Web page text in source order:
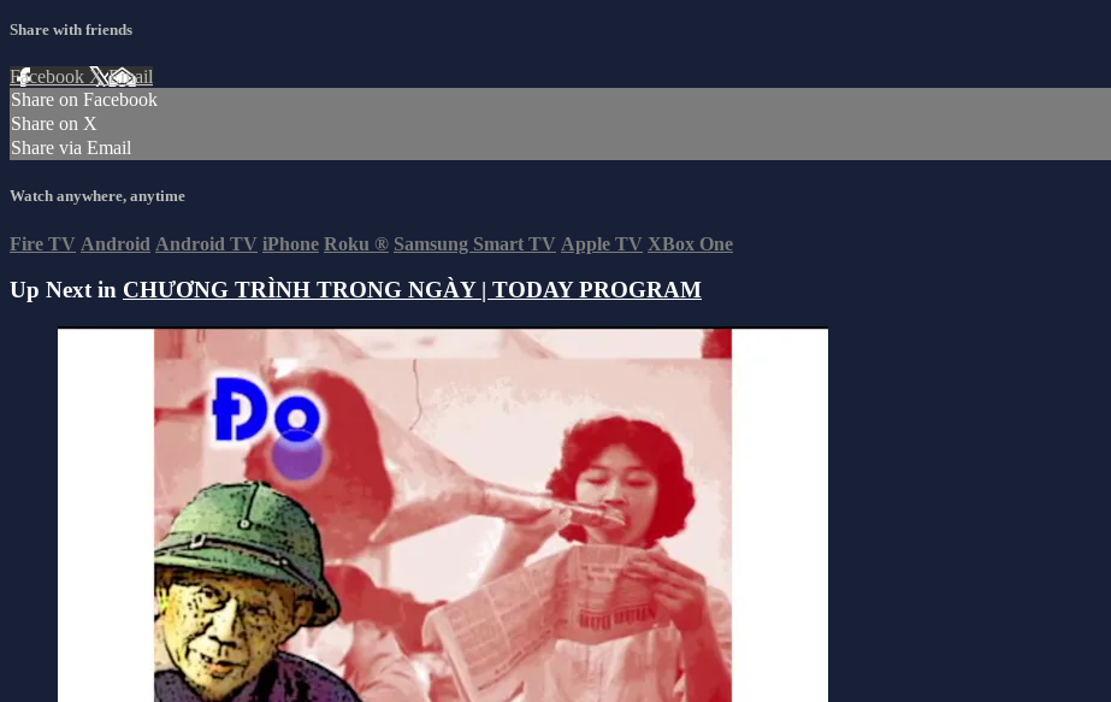
Share with friends
Facebook XEmail
Share on Facebook
Share on X
Share via Email
Watch anywhere, anytime
Fire TV Android Android TV iPhone Roku ® Samsung Smart TV Apple TV XBox One
Up Next in CHƯƠNG TRÌNH TRONG NGÀY | TODAY PROGRAM